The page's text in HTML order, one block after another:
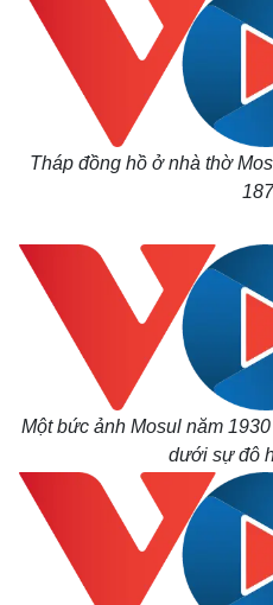
Tháp đồng hồ ở nhà thờ
Một bức ảnh Mosul năm
dưới sự đô